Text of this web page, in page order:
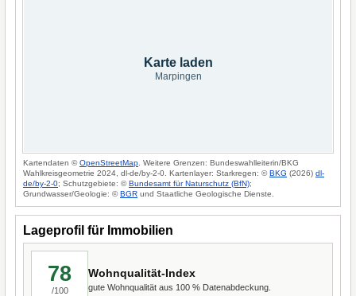
Karte laden
Marpingen
Kartendaten ©OpenStreetMap . Weitere Grenzen: Bundeswahlleiterin/BKG
Wahlkreisgeometrie 2024, dl-de/by-2-0. Kartenlayer: Starkregen: ©BKG (2026) dl-
de/by-2-0; Schutzgebiete: ©Bundesamt für Naturschutz (BfN);
Grundwasser/Geologie: ©BGR und Staatliche Geologische Dienste.
Lageprofil für Immobilien
78
/100
Wohnqualität-Index
gute Wohnqualität aus 100 % Datenabdeckung.